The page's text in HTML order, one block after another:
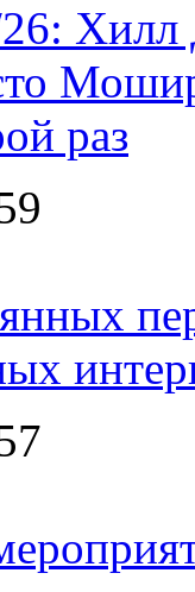
раз